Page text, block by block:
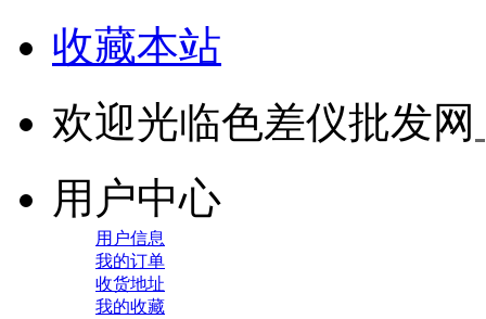
收藏本站
欢迎光临色差仪批发网
用户中心
用户信息
我的订单
收货地址
我的收藏